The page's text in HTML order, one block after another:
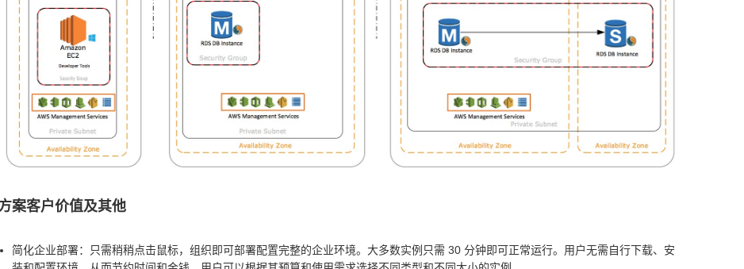
案客户价值及其他
简化企业部署：只需稍稍点击鼠标，组织即可部署配置完整的企业环境。大多数实例只需 30 分钟即可正常运行。用户无需自行下载、安